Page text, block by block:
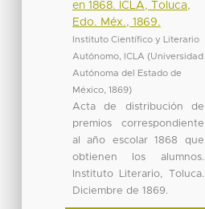
en 1868. ICLA, Toluca,
Edo. Méx., 1869.
Instituto Científico y Literario
Autónomo, ICLA (Universidad
Autónoma del Estado de
México, 1869)
Acta de distribución de
premios correspondiente
al año escolar 1868 que
obtienen los alumnos.
Instituto Literario, Toluca.
Diciembre de 1869.